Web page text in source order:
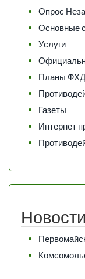
Опрос
Основные
Услуги
Планы ФХД
Газеты
Интернет